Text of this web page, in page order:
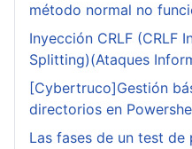
método normal no
Inyección CRLF (CRLF
Splitting)(Ataques
[Cybertruco]Gestión
directorios en
Las fases de un test de